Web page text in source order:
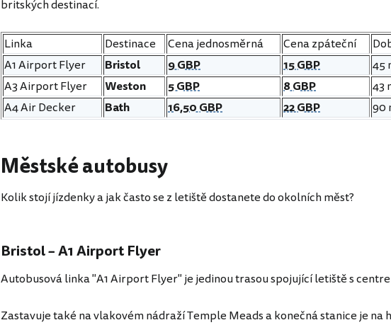
britských destinací.
Linka Destinace Cena jednosměrná Cena zpáteční
A1 Airport Flyer
Bristol 9 GBP 15 GBP 45
A3 Airport Flyer
Weston 5 GBP 8 GBP 43
A4 Air Decker
Bath 16,50 GBP 22 GBP 90
Městské autobusy
Kolik stojí jízdenky a jak často se z letiště dostanete do okolních měst?
Bristol – A1 Airport Flyer
Autobusová linka "A1 Airport Flyer" je jedinou trasou spojující letiště s
Zastavuje také na vlakovém nádraží Temple Meads a konečná stanice je na